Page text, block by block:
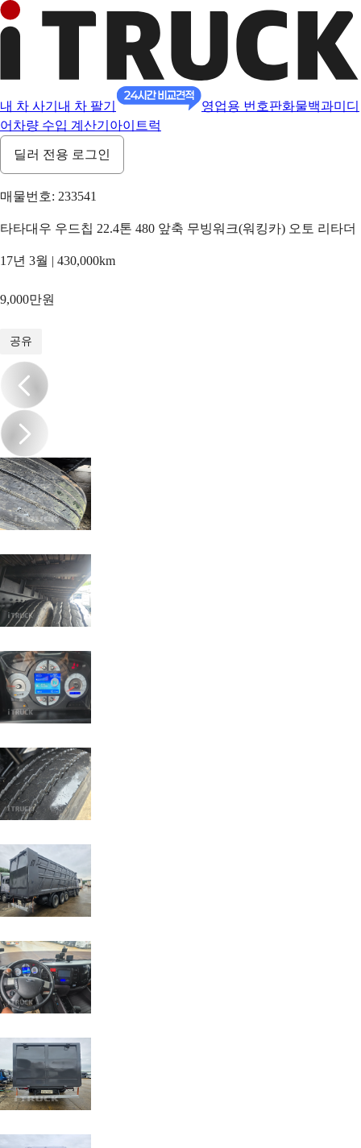
내 차 사기 내 차 팔기 영업용 번호판화물백과미디
어 차량 수입 계산기 아이트럭
딜러 전용 로그인
매물번호: 233541
타타대우 우드칩 22.4톤 480 앞축 무빙워크(워킹카) 오토 리타더
17년 3월 | 430,000km
9,000만원
공유
/17